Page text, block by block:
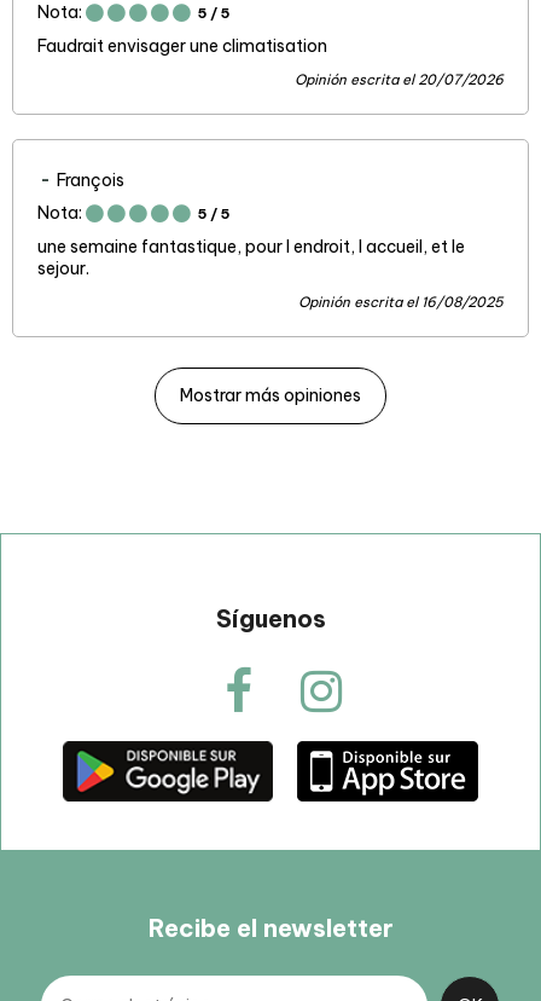
Nota:
5 / 5
Faudrait envisager une climatisation
Opinión escrita el 20/07/2026
François
Nota:
5 / 5
une semaine fantastique, pour l endroit, l accueil, et le
sejour.
Opinión escrita el 16/08/2025
Mostrar más opiniones
Síguenos
Recibe el newsletter